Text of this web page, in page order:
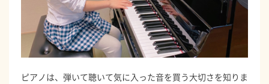
ピアノは、弾いて聴いて気に入った音を買う大切さを知りま